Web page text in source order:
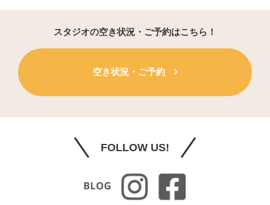
スタジオの空き状況・ご予約はこちら！
空き状況・ご予約
FOLLOW US!